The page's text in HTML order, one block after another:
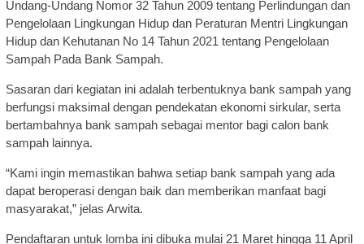
Undang-Undang Nomor 32 Tahun 2009 tentang Perlindungan dan
Pengelolaan Lingkungan Hidup dan Peraturan Mentri Lingkungan
Hidup dan Kehutanan No 14 Tahun 2021 tentang Pengelolaan
Sampah Pada Bank Sampah.
Sasaran dari kegiatan ini adalah terbentuknya bank sampah yang
berfungsi maksimal dengan pendekatan ekonomi sirkular, serta
bertambahnya bank sampah sebagai mentor bagi calon bank
sampah lainnya.
“Kami ingin memastikan bahwa setiap bank sampah yang ada
dapat beroperasi dengan baik dan memberikan manfaat bagi
masyarakat,” jelas Arwita.
Pendaftaran untuk lomba ini dibuka mulai 21 Maret hingga 11 April